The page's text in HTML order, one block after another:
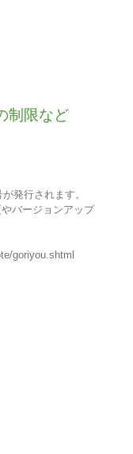
制限など
発行されます。
バージョンアップ
goriyou.shtml